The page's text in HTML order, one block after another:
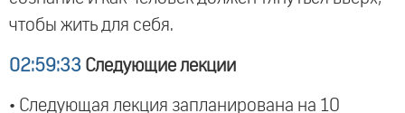
чтобы жить для себя.
02:59:33 Следующие лекции
• Следующая лекция запланирована на 10